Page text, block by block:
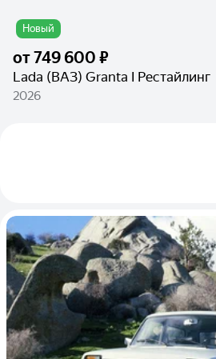
Новый
от749 600 ₽
Lada (ВАЗ) Granta I Рестайлинг
2026